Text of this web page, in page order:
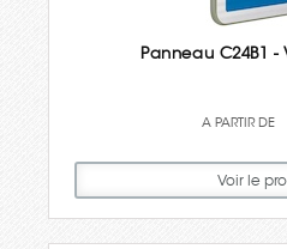
Panneau C24B1
Voir le